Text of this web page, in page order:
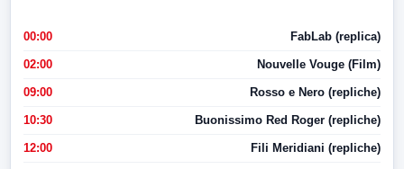
00:00 FabLab (replica)
02:00 Nouvelle Vouge (Film)
09:00 Rosso e Nero (repliche)
10:30 Buonissimo Red Roger (repliche)
12:00 Fili Meridiani (repliche)